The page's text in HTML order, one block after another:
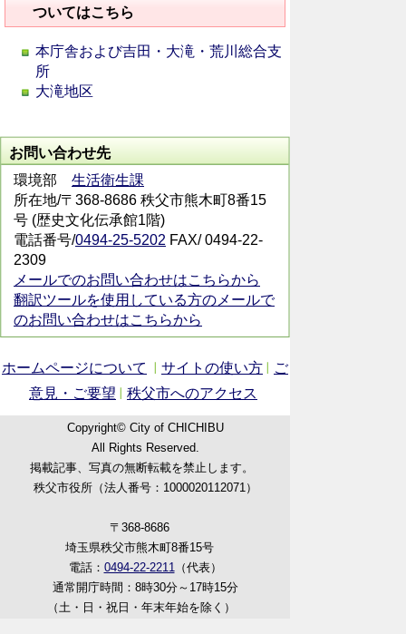
ついてはこちら
本庁舎および吉田・大滝・荒川総合支
所
大滝地区
お問い合わせ先
環境部 生活衛生課
所在地/〒368-8686 秩父市熊木町8番15
号 (歴史文化伝承館1階)
電話番号/0494-25-5202 FAX/ 0494-22-
2309
メールでのお問い合わせはこちらから
翻訳ツールを使用している方のメールで
のお問い合わせはこちらから
ホームページについて サイトの使い方
ご
意見・ご要望
秩父市へのアクセス
Copyright© City of CHICHIBU
All Rights Reserved.
掲載記事、写真の無断転載を禁止します。
秩父市役所（法人番号：1000020112071）
〒368-8686
埼玉県秩父市熊木町8番15号
電話： 0494-22-2211
（代表）
通常開庁時間：8時30分～17時15分
（土・日・祝日・年末年始を除く）